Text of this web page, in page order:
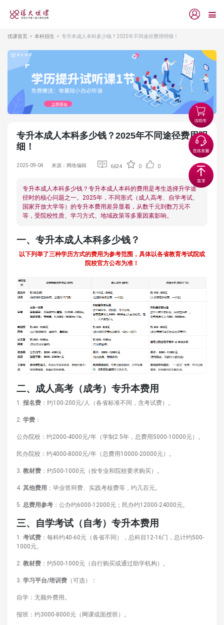
优课首页 本科招生 专升本成人本科多少钱？2025年不同途径费用明细！
专升本成人本科多少钱？2025年不同途径费用明
细！
2025-09-04 来源：网络编辑 6634 0 0
专升本成人本科多少钱？专升本成人本科的费用是考生选择升学途
径时的核心问题之一。2025年，不同形式（成人高考、自学考试、
国家开放大学等）的专升本费用差异显着，从数千元到数万元不
等，受院校性质、学习方式、地域政策等多重因素影响。
一、专升本成人本科多少钱？
以下列举了三种学历方式的费用为参考范围，具体以各省教育考试院或
院校官方公布为准！
二、成人高考（成考）专升本费用
1. 报名费 ：约100-200元/人（各省标准不同，含考试费）。
2. 学费 ：
公办院校：约2000-4000元/年（学制2.5年，总费用5000-10000元）。
民办院校：约4000-8000元/年（总费用10000-20000元）。
3. 教材费 ：约500-1000元（按专业和院校要求购买）。
4. 其他费用 ：毕业答辩费、实践考核费等，约几百元。
5. 总费用参考 ：公办约6000-12000元；民办约12000-24000元。
三、自学考试（自考）专升本费用
1. 考试费 ：每科约40-60元（各省不同），总科目12-16门，总计约500-
1000元。
2. 教材费 ：约500-1000元（自行购买或通过助学机构）。
3. 学习平台/培训费 （可选）：
自学：无额外费用。
报班：约3000-8000元（网课或面授班）。